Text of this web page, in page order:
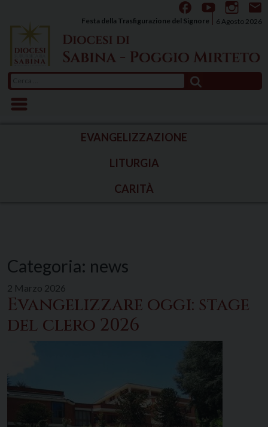
content
6 Agosto 2026
Festa della Trasfigurazione del Signore
per:
EVANGELIZZAZIONE
LITURGIA
CARITÀ
Categoria: news
2 Marzo 2026
Evangelizzare oggi: stage
del clero 2026